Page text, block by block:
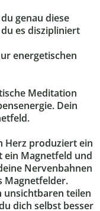
genau diese
es diszipliniert
energetischen
Meditation
Dein
Herz produziert ein
ein Magnetfeld und
Nervenbahnen
Magnetfelder.
unsichtbaren teilen
dich selbst besser